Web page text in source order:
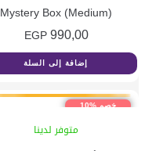
Mystery Box (Medium)
990,00
EGP
إضافة إلى السلة
خصم %10
متوفر لدينا